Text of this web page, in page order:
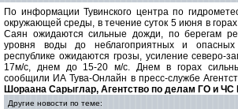
По информации Тувинского центра по
окружающей среды, в течение суток 5 июня в
Саян ожидаются сильные дожди, по берегам
уровня воды до неблагоприятных и
республике ожидаются грозы, усиление северо-
17м/с, днем до 15-20 м/с. Днем в горах
сообщили ИА Тува-Онлайн в пресс-службе
Шораана Сарыглар, Агентство по делам ГО и ЧС
Другие новости по теме: